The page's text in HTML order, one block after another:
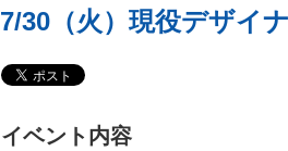
7/30（火）現役デザイ
イベント内容